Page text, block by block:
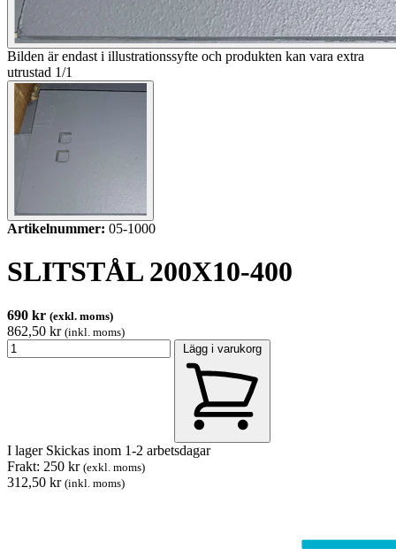
Bilden är endast i illustrationssyfte och produkten kan vara extra
utrustad 1/1
Artikelnummer: 05-1000
SLITSTÅL 200X10-400
690 kr (exkl. moms)
862,50 kr (inkl. moms)
Lägg i varukorg
I lager Skickas inom 1-2 arbetsdagar
Frakt: 250 kr (exkl. moms)
312,50 kr (inkl. moms)